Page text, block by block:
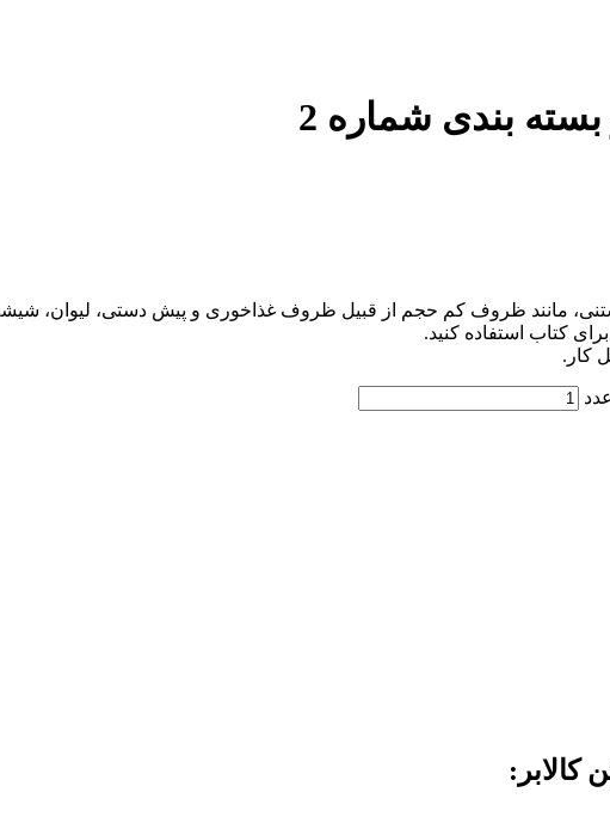
بندی شماره 2
مانند ظروف کم حجم از قبیل ظروف غذاخوری و پیش دستی، لیوان، شیشه
کتاب استفاده کنید.
کار.
کالابر: